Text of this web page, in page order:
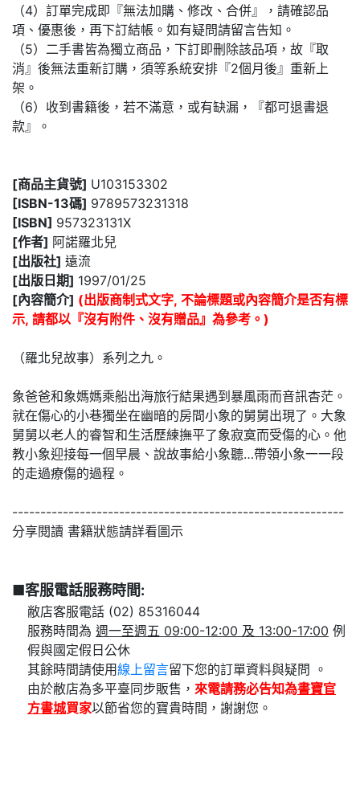
（4）訂單完成即『無法加購、修改、合併』，請確認品
項、優惠後，再下訂結帳。如有疑問請留言告知。
（5）二手書皆為獨立商品，下訂即刪除該品項，故『取
消』後無法重新訂購，須等系統安排『2個月後』重新上
架。
（6）收到書籍後，若不滿意，或有缺漏，『都可退書退
款』。
[商品主貨號] U103153302
[ISBN-13碼] 9789573231318
[ISBN] 957323131X
[作者] 阿諾羅北兒
[出版社] 遠流
[出版日期] 1997/01/25
[內容簡介] (出版商制式文字, 不論標題或內容簡介是否有標
示, 請都以『沒有附件、沒有贈品』為參考。)
（羅北兒故事）系列之九。
象爸爸和象媽媽乘船出海旅行結果遇到暴風雨而音訊杳茫。
就在傷心的小巷獨坐在幽暗的房間小象的舅舅出現了。大象
舅舅以老人的睿智和生活歷練撫平了象寂寞而受傷的心。他
教小象迎接每一個早晨、說故事給小象聽…帶領小象一一段
的走過療傷的過程。
-----------------------------------------------------------
分享閱讀 書籍狀態請詳看圖示
■客服電話服務時間:
敝店客服電話 (02) 85316044
服務時間為 週一至週五 09:00-12:00 及 13:00-17:00 例
假與國定假日公休
其餘時間請使用線上留言
留下您的訂單資料與疑問 。
由於敝店為多平臺同步販售， 來電請務必告知為書寶官
方書城買家以節省您的寶貴時間，謝謝您。